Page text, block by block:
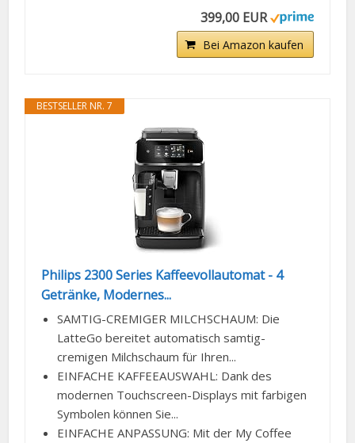
399,00 EUR
Bei Amazon kaufen
BESTSELLER NR. 7
Philips 2300 Series Kaffeevollautomat - 4
Getränke, Modernes...
SAMTIG-CREMIGER MILCHSCHAUM: Die
LatteGo bereitet automatisch samtig-
cremigen Milchschaum für Ihren...
EINFACHE KAFFEEAUSWAHL: Dank des
modernen Touchscreen-Displays mit farbigen
Symbolen können Sie...
EINFACHE ANPASSUNG: Mit der My Coffee